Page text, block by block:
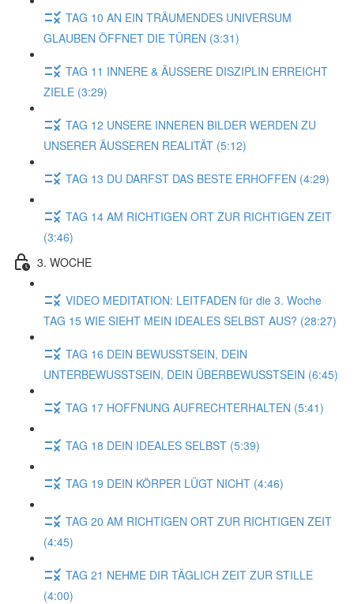
TAG 10 AN EIN TRÄUMENDES UNIVERSUM
GLAUBEN ÖFFNET DIE TÜREN (3:31)
TAG 11 INNERE & ÄUSSERE DISZIPLIN ERREICHT
ZIELE (3:29)
TAG 12 UNSERE INNEREN BILDER WERDEN ZU
UNSERER ÄUSSEREN REALITÄT (5:12)
TAG 13 DU DARFST DAS BESTE ERHOFFEN (4:29)
TAG 14 AM RICHTIGEN ORT ZUR RICHTIGEN ZEIT
(3:46)
3. WOCHE
VIDEO MEDITATION: LEITFADEN für die 3. Woche
TAG 15 WIE SIEHT MEIN IDEALES SELBST AUS? (28:27)
TAG 16 DEIN BEWUSSTSEIN, DEIN
UNTERBEWUSSTSEIN, DEIN ÜBERBEWUSSTSEIN (6:45)
TAG 17 HOFFNUNG AUFRECHTERHALTEN (5:41)
TAG 18 DEIN IDEALES SELBST (5:39)
TAG 19 DEIN KÖRPER LÜGT NICHT (4:46)
TAG 20 AM RICHTIGEN ORT ZUR RICHTIGEN ZEIT
(4:45)
TAG 21 NEHME DIR TÄGLICH ZEIT ZUR STILLE
(4:00)